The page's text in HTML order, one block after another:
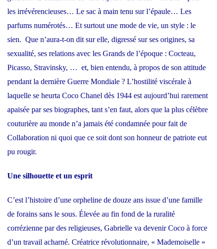
les irrévérencieuses… Le sac à main tenu sur l’épaule… Les
parfums numérotés… Et surtout une mode de vie, un style : le
sien. Que n’aura-t-on dit sur elle, digressé sur ses origines, sa
sexualité, ses relations avec les Grands de l’époque : Cocteau,
Picasso, Stravinsky, … et, bien entendu, à propos de son attitude
pendant la dernière Guerre Mondiale ? L’hostilité viscérale à
laquelle se heurta Coco Chanel dès 1944 est aujourd’hui rarement
apaisée par ses biographes, tant s’en faut, alors que la plus célèbre
couturière au monde n’a jamais été condamnée pour fait de
Collaboration ni quoi que ce soit dont son honneur de patriote eut
pu rougir.
Une silhouette et un esprit
C’est l’histoire d’une orpheline de douze ans issue d’une famille
de forains sans le sous. Élevée au fin fond de la ruralité
corrézienne par des religieuses, Gabrielle va devenir Coco à force
d’un travail acharné. Créatrice révolutionnaire, « Mademoiselle »